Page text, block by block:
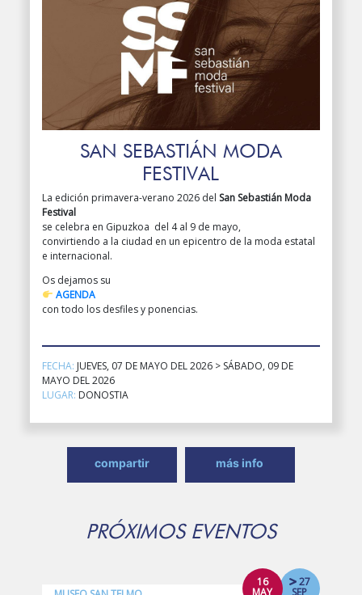
SAN SEBASTIÁN MODA
FESTIVAL
La edición primavera-verano 2026 del San Sebastián Moda
Festival
se celebra en Gipuzkoa del 4 al 9 de mayo,
convirtiendo a la ciudad en un epicentro de la moda estatal
e internacional.
Os dejamos su
AGENDA
con todo los desfiles y ponencias.
FECHA: JUEVES, 07 DE MAYO DEL 2026 > SÁBADO, 09 DE
MAYO DEL 2026
LUGAR: DONOSTIA
compartir más info
PRÓXIMOS EVENTOS
16 27